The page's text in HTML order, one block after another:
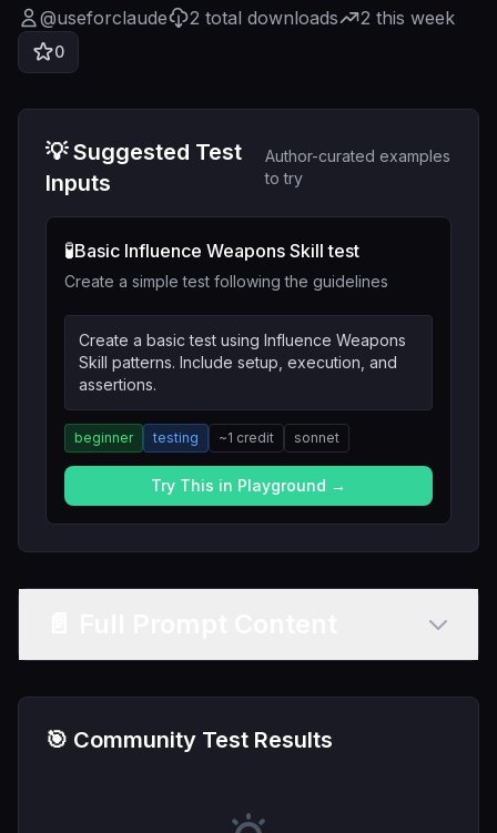
@useforclaude 2 total downloads 2 this week
0
💡 Suggested Test
Inputs
Author-curated examples
to try
🧪Basic Influence Weapons Skill test
Create a simple test following the guidelines
Create a basic test using Influence Weapons
Skill patterns. Include setup, execution, and
assertions.
beginner testing ~1 credit sonnet
Try This in Playground →
🎯 Community Test Results